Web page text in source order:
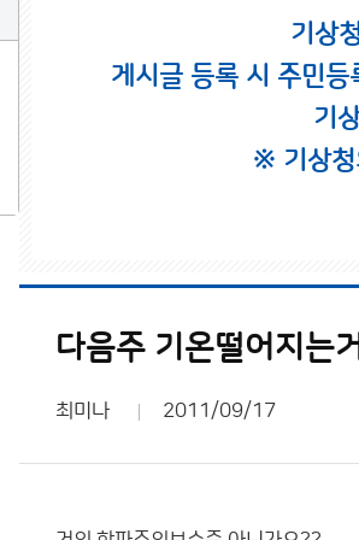
기상
게시글 등록 시 주민
기
※ 기상청
다음주 기온떨어지는
최미나 2011/09/17